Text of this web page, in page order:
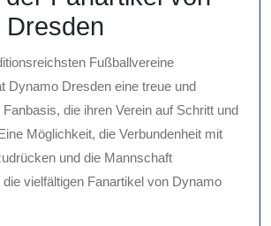
Dresden
Fußballvereine
Dynamo Dresden eine treue und
die ihren Verein auf Schritt und
Möglichkeit, die Verbundenheit mit
und die Mannschaft
vielfältigen Fanartikel von Dynamo